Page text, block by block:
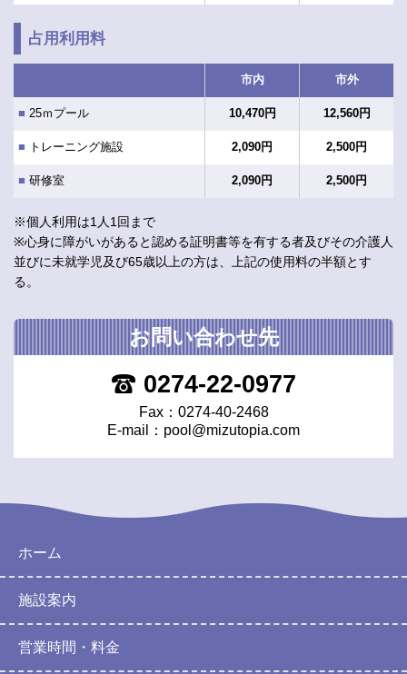
占用利用料
市内 市外
■ 25ｍプール 10,470円 12,560円
■ トレーニング施設 2,090円 2,500円
■ 研修室 2,090円 2,500円
※個人利用は1人1回まで
※心身に障がいがあると認める証明書等を有する者及びその介護人
並びに未就学児及び65歳以上の方は、上記の使用料の半額とす
る。
お問い合わせ先
0274-22-0977
Fax：0274-40-2468
E-mail： pool@mizutopia.com
ホーム
施設案内
営業時間・料金